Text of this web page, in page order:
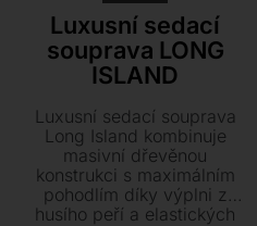
Luxusní sedací
souprava LONG
ISLAND
Luxusní sedací souprava
Long Island kombinuje
masivní dřevěnou
konstrukci s maximálním
pohodlím díky výplni z
husího peří a elastických